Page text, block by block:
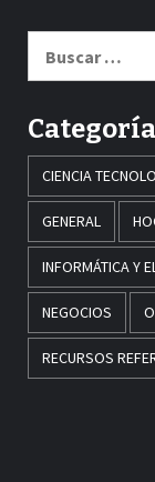
CIENCIA
GENERAL
INFORMÁTICA Y
NEGOCIOS
RECURSOS